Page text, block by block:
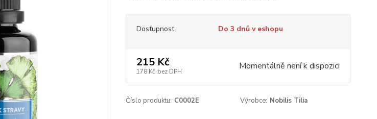
Dostupnost Do 3 dnů v eshopu
215 Kč
178 Kč bez DPH Momentálně není k dispozici
Číslo produktu: C0002E Výrobce: Nobilis Tilia